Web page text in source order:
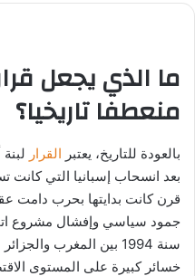
إلكترونيا
ما الذي يجعل
منعطفا تاريخيا؟
بالعودة للتاريخ، يعتبر القرار
بعد انسحاب إسبانيا التي
قرن كانت بدايتها بحرب دامت
جمود سياسي وإفشال مشروع
سنة 1994 بين المغرب
خسائر كبيرة على المستوى